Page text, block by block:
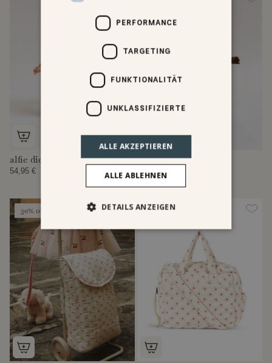
alfie die puppe
54,95 €
gerd die puppe
54,95 €
30% off
PERFORMANCE
TARGETING
FUNKTIONALITÄT
UNKLASSIFIZIERTE
ALLE AKZEPTIEREN
ALLE ABLEHNEN
DETAILS ANZEIGEN